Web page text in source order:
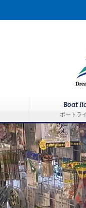
Boat
ボートラ